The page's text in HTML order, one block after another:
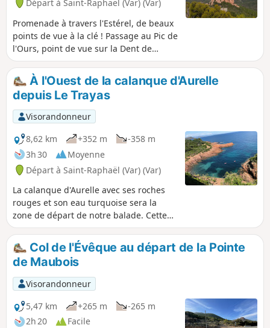
Départ à Saint-Raphaël (Var) (Var)
Promenade à travers l'Estérel, de beaux
points de vue à la clé ! Passage au Pic de
l'Ours, point de vue sur la Dent de
l'Ours ainsi que passage au pied de
celle-ci !
À l'Ouest de la calanque d'Aurelle
depuis Le Trayas
Visorandonneur
8,62 km
+352 m
-358 m
3h 30
Moyenne
Départ à Saint-Raphaël (Var) (Var)
La calanque d'Aurelle avec ses roches
rouges et son eau turquoise sera la
zone de départ de notre balade. Cette
dernière est une suite de sentiers
serpentant dans le maquis
méditerranéen entre pins, mimosas,
romarins et chênes liège. Empruntant,
dans sa phase retour, le ravin des
Lentiques. Cest le GR® 653A faisant
partie du chemin de Saint-Jacques de
Compostelle.
Col de l'Évêque au départ de la Pointe
de Maubois
Visorandonneur
5,47 km
+265 m
-265 m
2h 20
Facile